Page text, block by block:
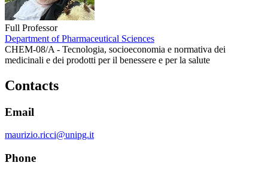
Full Professor
Department of Pharmaceutical Sciences
CHEM-08/A - Tecnologia, socioeconomia e normativa dei
medicinali e dei prodotti per il benessere e per la salute
Contacts
Email
maurizio.ricci@unipg.it
Phone